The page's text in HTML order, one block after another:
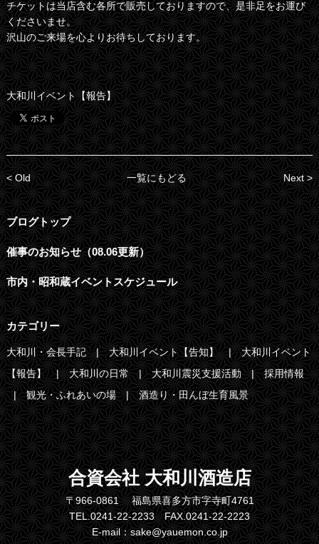
チケットは当店含む各所で販売しておりますので、是非足をお運び
くださいませ。
沢山のご来場を心よりお待ちしております。
大和川イベント【報告】
< Old 一覧にもどる Next >
ブログトップ
催事のお知らせ（08.06更新）
市内・昭和蔵イベントスケジュール
カテゴリー
大和川・会長手記 大和川イベント【告知】
大和川イベント
【報告】
大和川の日常 大和川震災支援活動
採用情報
観光・ふれあいの場
酒造り・田んぼ生育風景
合資会社 大和川酒造店
〒966-0861 福島県喜多方市字寺町4761
TEL.0241-22-2233 FAX.0241-22-2223
E-mail：sake@yauemon.co.jp